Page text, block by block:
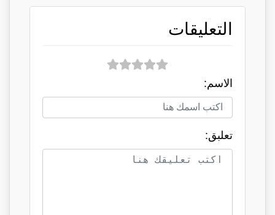
التعليقات
الاسم:
تعلبق: